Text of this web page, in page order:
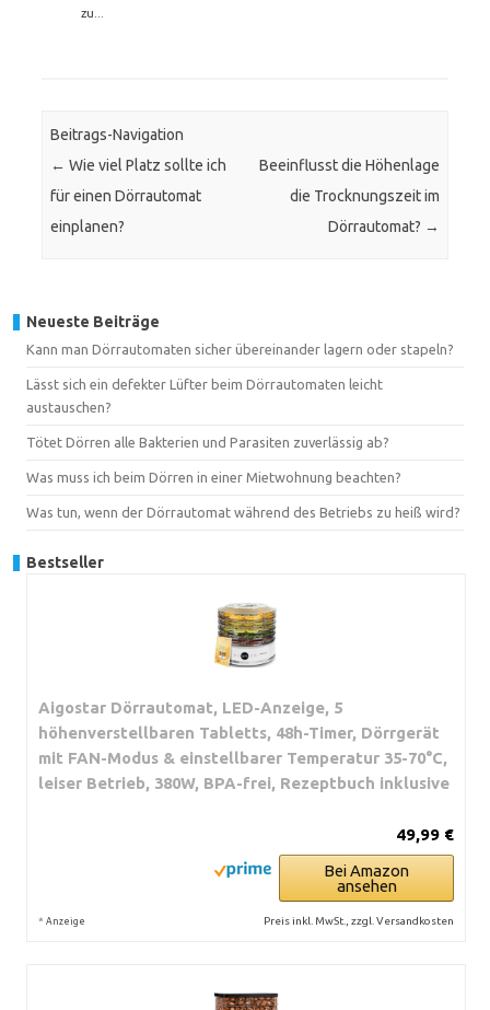
zu...
Beitrags-Navigation
← Wie viel Platz sollte ich
für einen Dörrautomat
einplanen?
Beeinflusst die Höhenlage
die Trocknungszeit im
Dörrautomat? →
Neueste Beiträge
Kann man Dörrautomaten sicher übereinander lagern oder stapeln?
Lässt sich ein defekter Lüfter beim Dörrautomaten leicht
austauschen?
Tötet Dörren alle Bakterien und Parasiten zuverlässig ab?
Was muss ich beim Dörren in einer Mietwohnung beachten?
Was tun, wenn der Dörrautomat während des Betriebs zu heiß wird?
Bestseller
Aigostar Dörrautomat, LED-Anzeige, 5
höhenverstellbaren Tabletts, 48h-Timer, Dörrgerät
mit FAN-Modus & einstellbarer Temperatur 35-70°C,
leiser Betrieb, 380W, BPA-frei, Rezeptbuch inklusive
49,99 €
Bei Amazon
ansehen
* Anzeige Preis inkl. MwSt., zzgl. Versandkosten